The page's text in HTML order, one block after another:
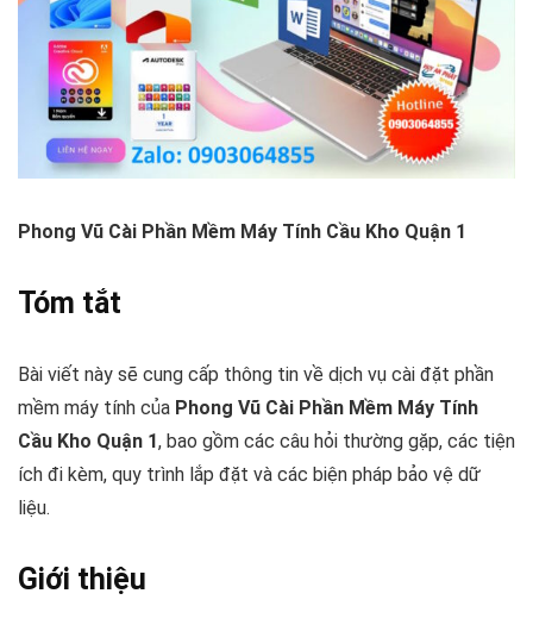
Phong Vũ Cài Phần Mềm Máy Tính Cầu Kho Quận 1
Tóm tắt
Bài viết này sẽ cung cấp thông tin về dịch vụ cài đặt phần
mềm máy tính của Phong Vũ Cài Phần Mềm Máy Tính
Cầu Kho Quận 1, bao gồm các câu hỏi thường gặp, các tiện
ích đi kèm, quy trình lắp đặt và các biện pháp bảo vệ dữ
liệu.
Giới thiệu